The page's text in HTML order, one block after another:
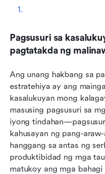
Pagsusuri sa
pagtatakda ng
Ang unang hakbang sa
estratehiya ay ang
kasalukuyan mong
masusing pagsusuri sa
iyong
kahusayan ng pang-
hanggang sa antas ng
produktibidad ng mga
matukoy ang mga